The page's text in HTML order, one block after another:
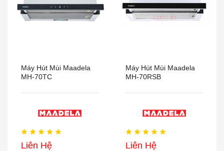
Máy Hút Mùi Maadela
MH-70TC
Liên Hệ
Máy Hút Mùi Maadela
MH-70RSB
Liên Hệ